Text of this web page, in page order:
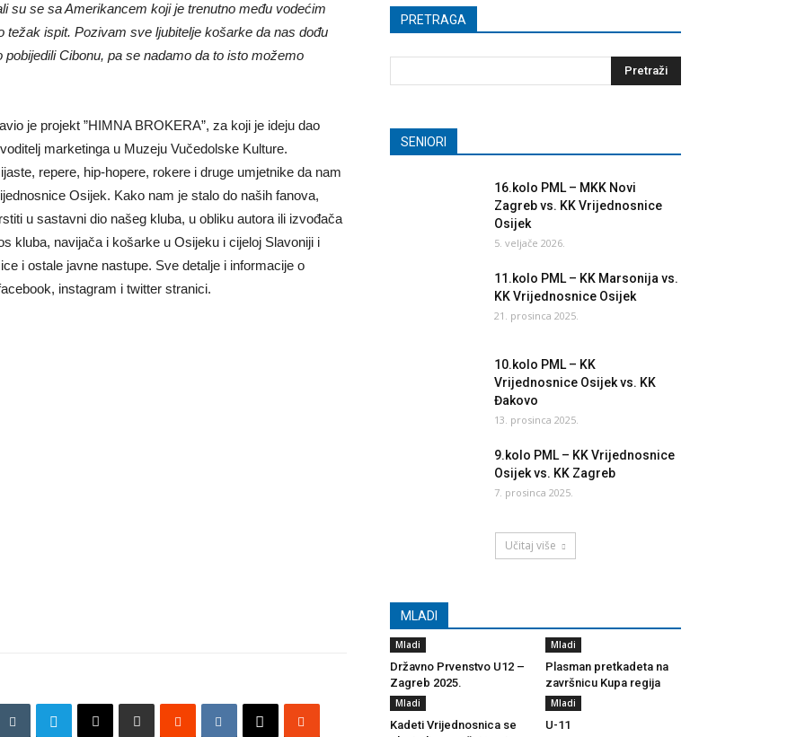
su se sa Amerikancem koji je trenutno među vodećim
ispit. Pozivam sve ljubitelje košarke da nas dođu
Cibonu, pa se nadamo da to isto možemo
je projekt ”HIMNA BROKERA”, za koji je ideju dao
marketinga u Muzeju Vučedolske Kulture.
repere, hip-hopere, rokere i druge umjetnike da nam
Osijek. Kako nam je stalo do naših fanova,
u sastavni dio našeg kluba, u obliku autora ili izvođača
kluba, navijača i košarke u Osijeku i cijeloj Slavoniji i
i ostale javne nastupe. Sve detalje i informacije o
instagram i twitter stranici.
PRETRAGA
SENIORI
16.kolo PML – MKK Novi
Zagreb vs. KK Vrijednosnice
Osijek
5. veljače 2026.
11.kolo PML – KK Marsonija vs.
KK Vrijednosnice Osijek
21. prosinca 2025.
10.kolo PML – KK
Vrijednosnice Osijek vs. KK
Đakovo
13. prosinca 2025.
9.kolo PML – KK Vrijednosnice
Osijek vs. KK Zagreb
7. prosinca 2025.
Učitaj više
MLADI
Mladi
Državno Prvenstvo U12 –
Zagreb 2025.
Mladi
Plasman pretkadeta na
završnicu Kupa regija
Mladi
Kadeti Vrijednosnica se
Mladi
U-11